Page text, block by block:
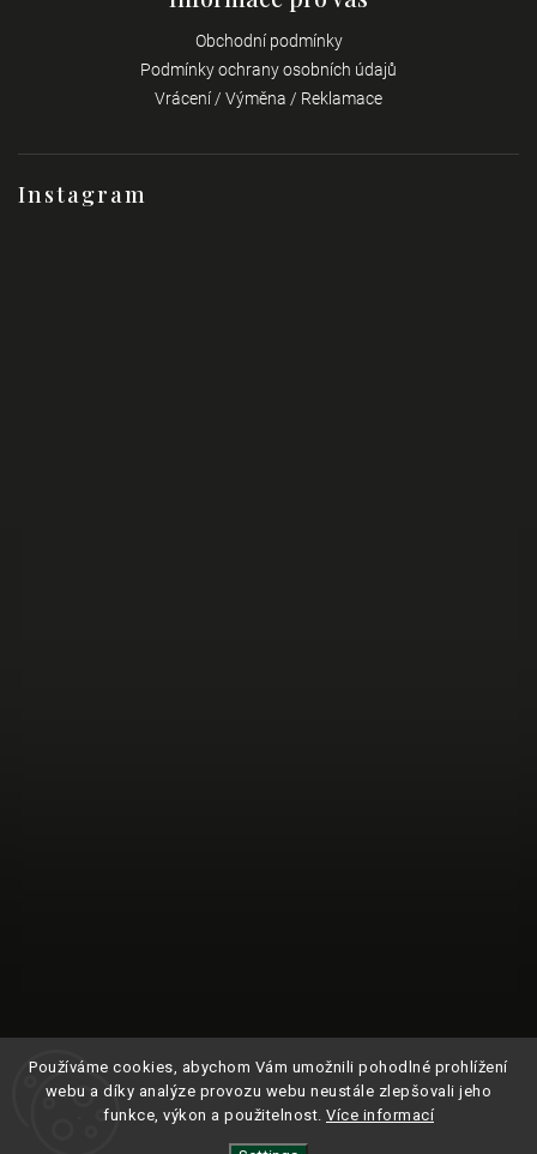
Používáme cookies, abychom Vám umožnili pohodlné prohlížení
webu a díky analýze provozu webu neustále zlepšovali jeho
funkce, výkon a použitelnost. Více informací
Instagram
Obchodní podmínky
Podmínky ochrany osobních údajů
Vrácení / Výměna / Reklamace